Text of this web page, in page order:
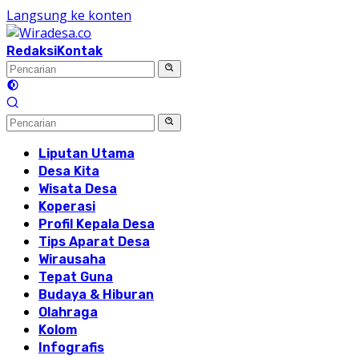
Langsung ke konten
RedaksiKontak
Liputan Utama
Desa Kita
Wisata Desa
Koperasi
Profil Kepala Desa
Tips Aparat Desa
Wirausaha
Tepat Guna
Budaya & Hiburan
Olahraga
Kolom
Infografis